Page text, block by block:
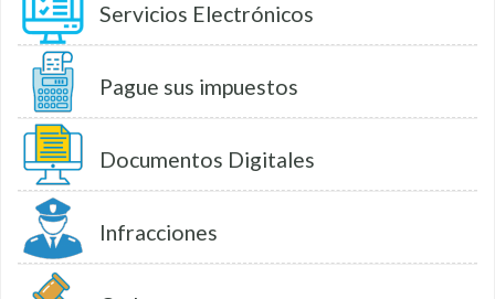
Servicios Electrónicos
Pague sus impuestos
Documentos Digitales
Infracciones